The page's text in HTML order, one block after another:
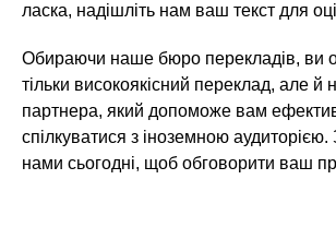
ласка, надішліть нам ваш текст для
Обираючи наше бюро перекладів, ви
тільки високоякісний переклад, але й
партнера, який допоможе вам
спілкуватися з іноземною аудиторією.
нами сьогодні, щоб обговорити ваш